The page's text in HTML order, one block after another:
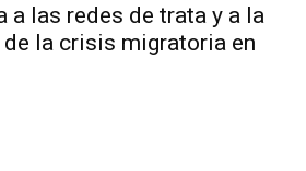
a las redes de trata y a la
la crisis migratoria en